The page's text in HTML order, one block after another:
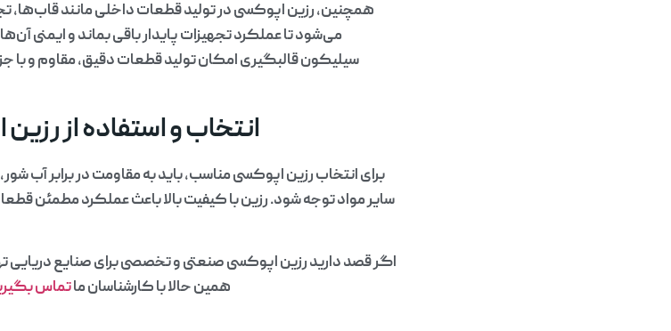
همچنین، رزین اپوکسی در تولید قطعات داخلی مانند قاب‌ها،
می‌شود تا عملکرد تجهیزات پایدار باقی بماند و ایمنی
سیلیکون قالبگیری امکان تولید قطعات دقیق، مقاوم و با
انتخاب و استفاده از
برای انتخاب رزین اپوکسی مناسب، باید به مقاومت در برابر آب
سایر مواد توجه شود. رزین با کیفیت بالا باعث عملکرد مطمئن
اگر قصد دارید رزین اپوکسی صنعتی و تخصصی برای صنایع دریایی
همین حالا با کارشناسان ماتماس